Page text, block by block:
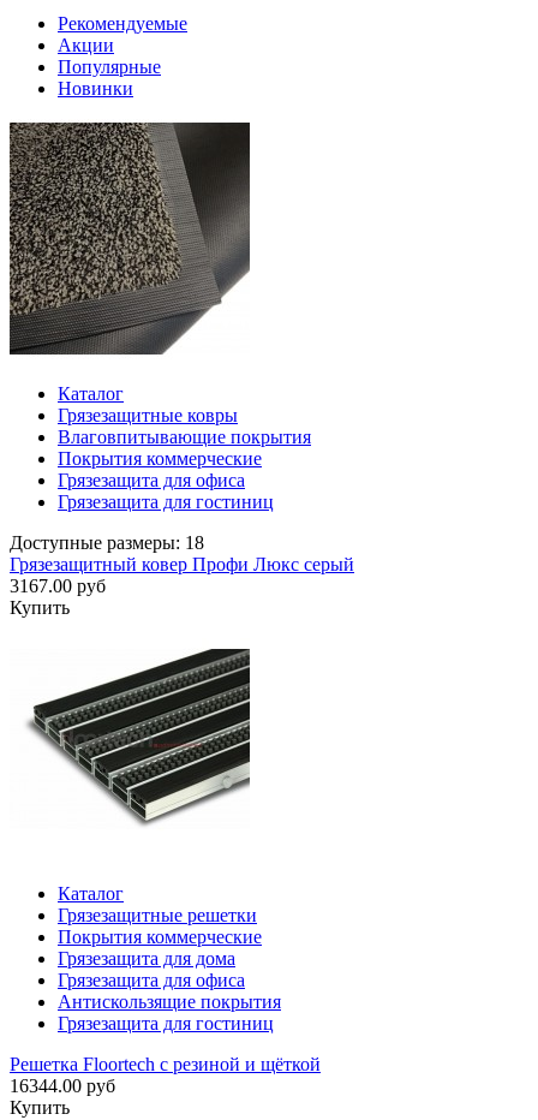
Рекомендуемые
Акции
Популярные
Новинки
Каталог
Грязезащитные ковры
Влаговпитывающие покрытия
Покрытия коммерческие
Грязезащита для офиса
Грязезащита для гостиниц
Доступные размеры: 18
Грязезащитный ковер Профи Люкс серый
3167.00 руб
Купить
Каталог
Грязезащитные решетки
Покрытия коммерческие
Грязезащита для дома
Грязезащита для офиса
Антискользящие покрытия
Грязезащита для гостиниц
Решетка Floortech с резиной и щёткой
16344.00 руб
Купить